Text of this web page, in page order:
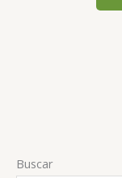
Buscar